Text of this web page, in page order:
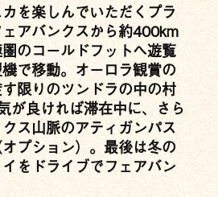
を楽しんでいただくプラ
アバンクスから約400km
のコールドフットへ遊覧
で移動。オーロラ観賞の
限りのツンドラの中の村
が良ければ滞在中に、さら
ス山脈のアティガンパス
プション）。最後は冬の
をドライブでフェアバン